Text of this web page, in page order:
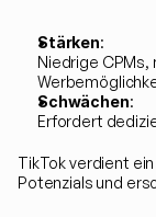
Stärken:
Niedrige
Schwächen:
Erfordert
TikTok verdient
Potenzials und